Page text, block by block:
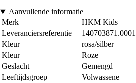
Aanvullende informatie
Merk
HKM Kids
Leveranciersreferentie
140703871.0001
Kleur
rosa/silber
Kleur
Roze
Geslacht
Gemengd
Leeftijdsgroep
Volwassene